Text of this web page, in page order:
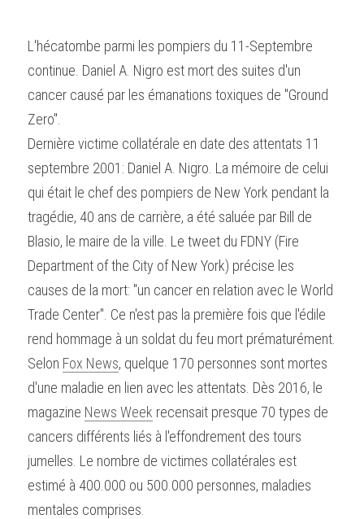
L'hécatombe parmi les pompiers du 11-Septembre
continue. Daniel A. Nigro est mort des suites d'un
cancer causé par les émanations toxiques de "Ground
Zero".
Dernière victime collatérale en date des attentats 11
septembre 2001: Daniel A. Nigro. La mémoire de celui
qui était le chef des pompiers de New York pendant la
tragédie, 40 ans de carrière, a été saluée par Bill de
Blasio, le maire de la ville. Le tweet du FDNY (Fire
Department of the City of New York) précise les
causes de la mort: "un cancer en relation avec le World
Trade Center". Ce n'est pas la première fois que l'édile
rend hommage à un soldat du feu mort prématurément.
Selon Fox News, quelque 170 personnes sont mortes
d'une maladie en lien avec les attentats. Dès 2016, le
magazine News Week recensait presque 70 types de
cancers différents liés à l'effondrement des tours
jumelles. Le nombre de victimes collatérales est
estimé à 400.000 ou 500.000 personnes, maladies
mentales comprises.